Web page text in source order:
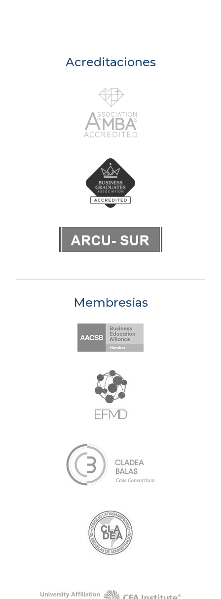
Acreditaciones
Membresías